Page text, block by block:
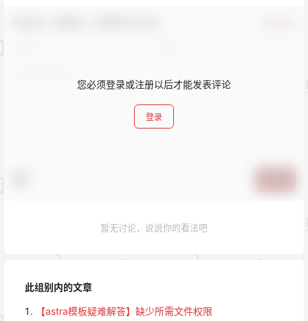
此组别内的文章
【astra模板疑难解答】缺少所需文件权限
您必须登录或注册以后才能发表评论
登录
暂无讨论，说说你的看法吧